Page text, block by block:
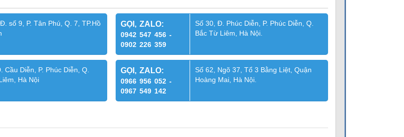
số 9, P. Tân Phú, Q. 7, TP.Hồ
GỌI, ZALO:
0942 547 456 -
0902 226 359
Số 30, Đ. Phúc Diễn, P. Phúc Diễn, Q.
Bắc Từ Liêm, Hà Nội.
Cầu Diễn, P. Phúc Diễn, Q.
Hà Nội
GỌI, ZALO:
0966 956 052 -
0967 549 142
Số 62, Ngõ 37, Tổ 3 Bằng Liệt, Quận
Hoàng Mai, Hà Nội.